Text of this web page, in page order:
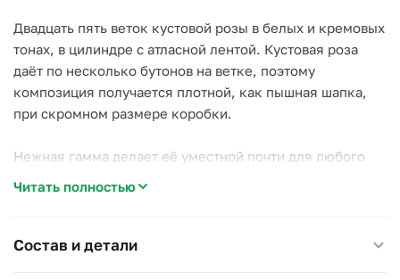
Двадцать пять веток кустовой розы в белых и кремовых
тонах, в цилиндре с атласной лентой. Кустовая роза
даёт по несколько бутонов на ветке, поэтому
композиция получается плотной, как пышная шапка,
при скромном размере коробки.
Нежная гамма делает её уместной почти для любого
Внутри влажная губка: чуть воды раз в пару дней, вазы
Читать полностью
Состав и детали